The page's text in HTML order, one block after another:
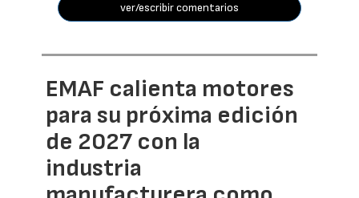
ver/escribir comentarios
EMAF calienta motores
para su próxima edición
de 2027 con la
industria